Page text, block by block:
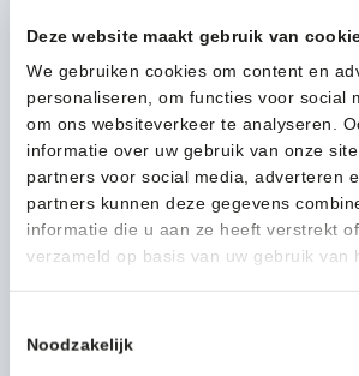
Deze website maakt gebruik van
We gebruiken cookies om content en
personaliseren, om functies voor social
om ons websiteverkeer te analyseren.
informatie over uw gebruik van onze
partners voor social media, adverteren
partners kunnen deze gegevens
informatie die u aan ze heeft verstrekt
verzameld op basis van uw gebruik van
Noodzakelijk
716555
aantal
1-3 werkdagen
Kan ik u helpen?
Neem contact op
Beschrijving